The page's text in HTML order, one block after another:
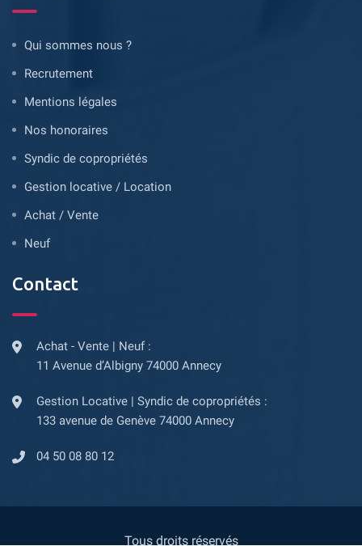
Qui sommes nous ?
Recrutement
Mentions légales
Nos honoraires
Syndic de copropriétés
Gestion locative / Location
Achat / Vente
Neuf
Contact
Achat - Vente | Neuf :
11 Avenue d’Albigny 74000 Annecy
Gestion Locative | Syndic de copropriétés :
133 avenue de Genève 74000 Annecy
04 50 08 80 12
Tous droits réservés